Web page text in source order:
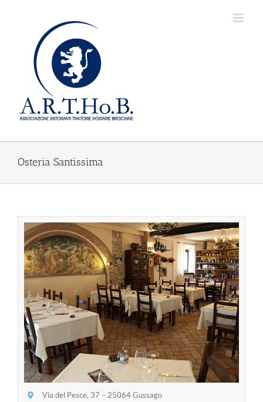
Osteria Santissima
Via del Pesce, 37 – 25064 Gussago